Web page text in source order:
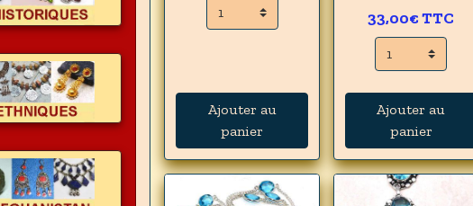
Ajouter au
panier
33,00€TTC
Ajouter au
panier